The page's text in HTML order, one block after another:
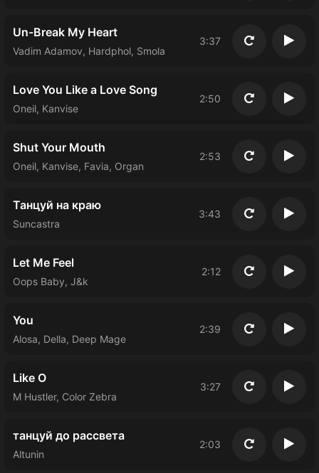
Un-Break My Heart
Vadim Adamov, Hardphol, Smola
3:37 Повторить
Love You Like a Love Song
Oneil, Kanvise
2:50 Повторить
Shut Your Mouth
Oneil, Kanvise, Favia, Organ
2:53 Повторить
Танцуй на краю
Suncastra
3:43 Повторить
Let Me Feel
Oops Baby, J&k
2:12 Повторить
You
Alosa, Della, Deep Mage
2:39 Повторить
Like O
M Hustler, Color Zebra
3:27 Повторить
танцуй до рассвета
Altunin
2:03 Повторить